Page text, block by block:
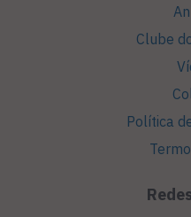
Clube
Política